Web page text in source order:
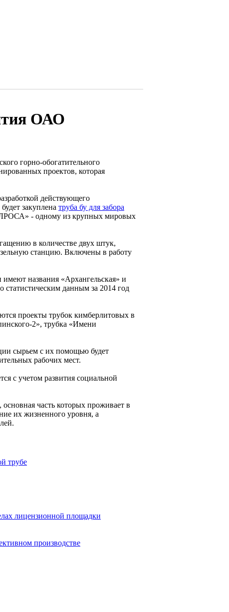
ОАО
горно-обогатительного
проектов, которая
действующего
закуплена труба бу для забора
- одному из крупных мировых
в количестве двух штук,
станцию. Включены в работу
названия «Архангельская» и
данным за 2014 год
проекты трубок кимберлитовых в
2», трубка «Имени
сырьем с их помощью будет
рабочих мест.
с учетом развития социальной
часть которых проживает в
их жизненного уровня, а
трубе
лицензионной площадки
производстве